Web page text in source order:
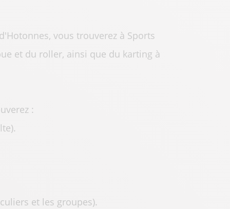
vous trouverez à Sports
et du roller, ainsi que du karting à
:
et les groupes).